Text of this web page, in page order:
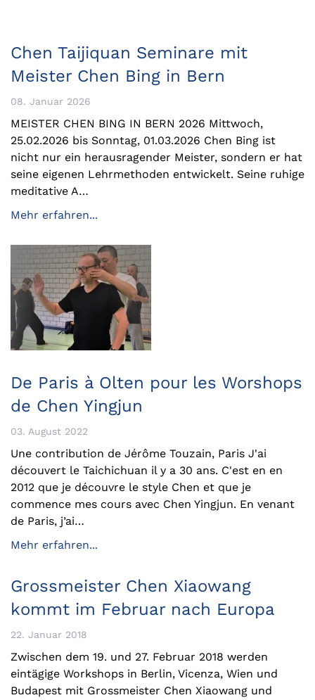
Chen Taijiquan Seminare mit
Meister Chen Bing in Bern
08. Januar 2026
MEISTER CHEN BING IN BERN 2026 Mittwoch,
25.02.2026 bis Sonntag, 01.03.2026 Chen Bing ist
nicht nur ein herausragender Meister, sondern er hat
seine eigenen Lehrmethoden entwickelt. Seine ruhige
meditative A…
Mehr erfahren...
De Paris à Olten pour les Worshops
de Chen Yingjun
03. August 2022
Une contribution de Jérôme Touzain, Paris J'ai
découvert le Taichichuan il y a 30 ans. C'est en en
2012 que je découvre le style Chen et que je
commence mes cours avec Chen Yingjun. En venant
de Paris, j’ai…
Mehr erfahren...
Grossmeister Chen Xiaowang
kommt im Februar nach Europa
22. Januar 2018
Zwischen dem 19. und 27. Februar 2018 werden
eintägige Workshops in Berlin, Vicenza, Wien und
Budapest mit Grossmeister Chen Xiaowang und